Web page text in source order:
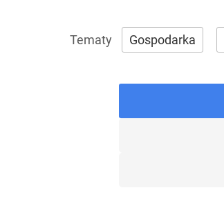
Gospodarka